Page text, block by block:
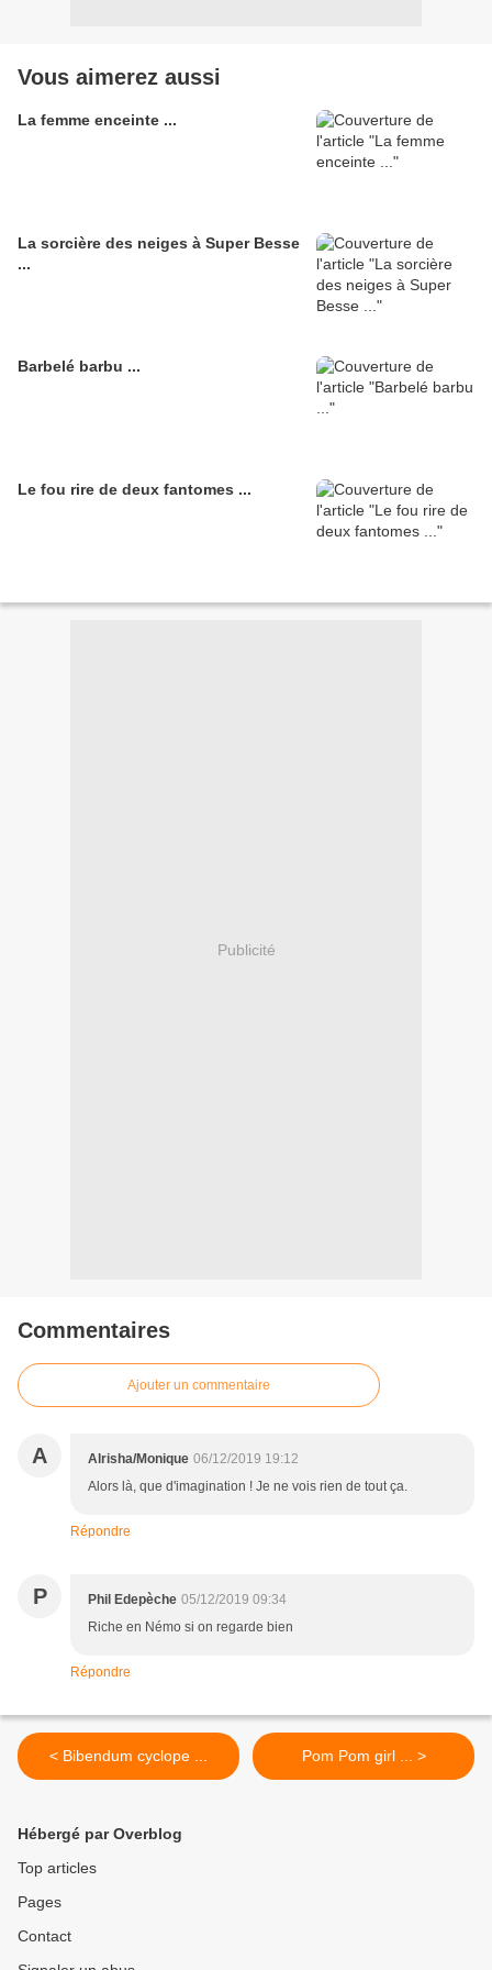
Vous aimerez aussi
La femme enceinte ...
La sorcière des neiges à Super Besse
...
Barbelé barbu ...
Le fou rire de deux fantomes ...
Publicité
Commentaires
Ajouter un commentaire
A Alrisha/Monique 06/12/2019 19:12
Alors là, que d'imagination ! Je ne vois rien de tout ça.
Répondre
P Phil Edepèche 05/12/2019 09:34
Riche en Némo si on regarde bien
Répondre
< Bibendum cyclope ... Pom Pom girl ... >
Hébergé par Overblog
Top articles
Pages
Contact